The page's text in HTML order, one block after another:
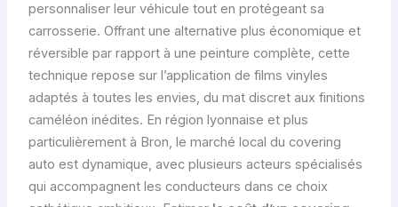
personnaliser leur véhicule tout en protégeant sa
carrosserie. Offrant une alternative plus économique et
réversible par rapport à une peinture complète, cette
technique repose sur l’application de films vinyles
adaptés à toutes les envies, du mat discret aux finitions
caméléon inédites. En région lyonnaise et plus
particulièrement à Bron, le marché local du covering
auto est dynamique, avec plusieurs acteurs spécialisés
qui accompagnent les conducteurs dans ce choix